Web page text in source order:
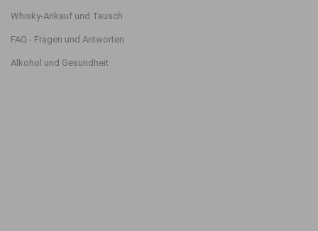
Whisky-Ankauf und Tausch
FAQ - Fragen und Antworten
Alkohol und Gesundheit